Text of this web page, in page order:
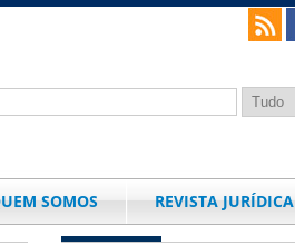
SOMOS REVISTA JURÍDICA